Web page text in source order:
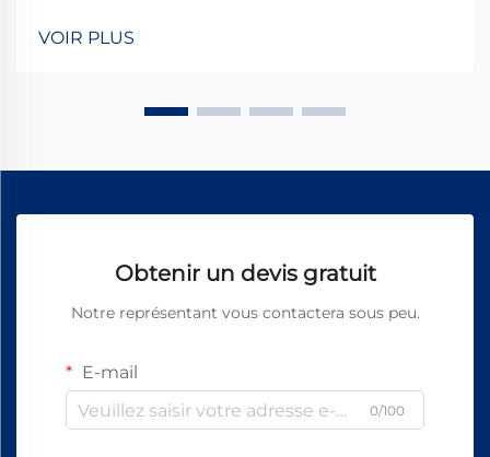
phénomène permet de créer des matériaux plus
VOIR PLUS
Obtenir un devis gratuit
Notre représentant vous contactera sous peu.
E-mail
0/100